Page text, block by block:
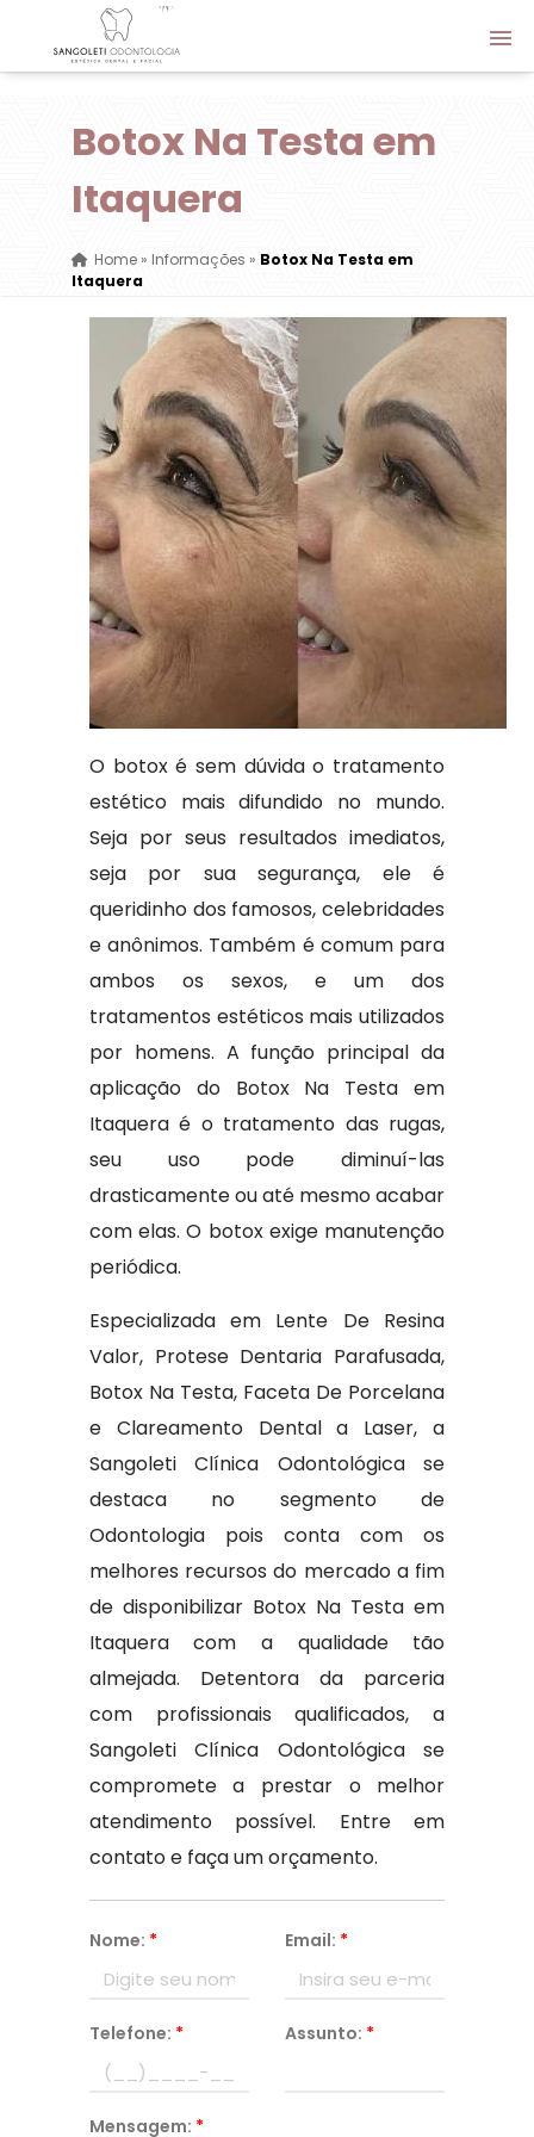
Botox Na Testa em
Itaquera
Home» Informações » Botox Na Testa em
Itaquera
O botox é sem dúvida o tratamento
estético mais difundido no mundo.
Seja por seus resultados imediatos,
seja por sua segurança, ele é
queridinho dos famosos, celebridades
e anônimos. Também é comum para
ambos os sexos, e um dos
tratamentos estéticos mais utilizados
por homens. A função principal da
aplicação do Botox Na Testa em
Itaquera é o tratamento das rugas,
seu uso pode diminuí-las
drasticamente ou até mesmo acabar
com elas. O botox exige manutenção
periódica.
Especializada em Lente De Resina
Valor, Protese Dentaria Parafusada,
Botox Na Testa, Faceta De Porcelana
e Clareamento Dental a Laser, a
Sangoleti Clínica Odontológica se
destaca no segmento de
Odontologia pois conta com os
melhores recursos do mercado a fim
de disponibilizar Botox Na Testa em
Itaquera com a qualidade tão
almejada. Detentora da parceria
com profissionais qualificados, a
Sangoleti Clínica Odontológica se
compromete a prestar o melhor
atendimento possível. Entre em
contato e faça um orçamento.
Nome: * Email: *
Telefone: * Assunto: *
Mensagem: *